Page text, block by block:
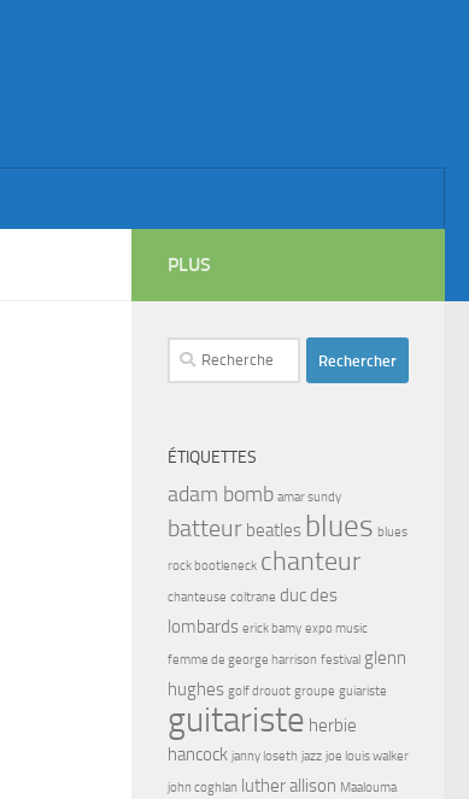
PLUS
Rechercher :
ÉTIQUETTES
adam bomb amar sundy
batteur beatles blues blues
rock bootleneck chanteur
chanteuse coltrane duc des
lombards erick bamy expo music
femme de george harrison festival glenn
hughes golf drouot groupe guiariste
guitariste herbie
hancock janny loseth jazz joe louis walker
john coghlan luther allison Maalouma